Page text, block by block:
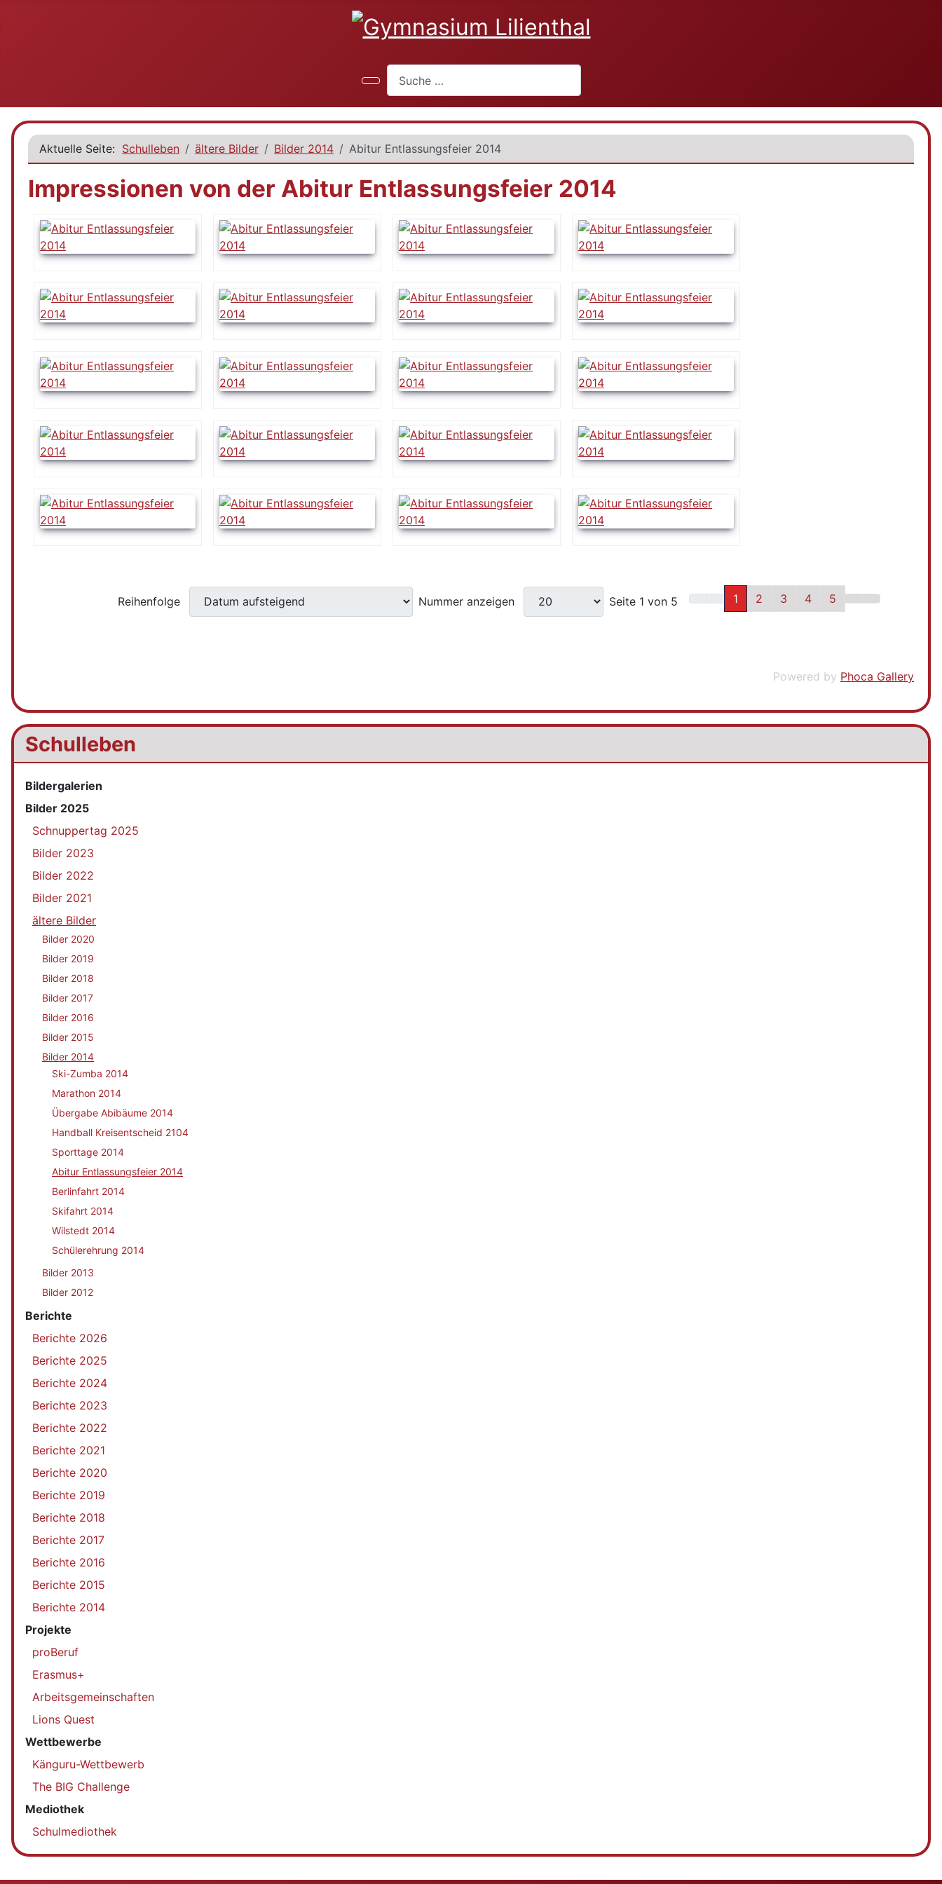
Schulleben
Bildergalerien
Bilder 2025
Schnuppertag 2025
Bilder 2023
Bilder 2022
Bilder 2021
ältere Bilder
Bilder 2020
Bilder 2019
Bilder 2018
Bilder 2017
Bilder 2016
Bilder 2015
Bilder 2014
Ski-Zumba 2014
Marathon 2014
Übergabe Abibäume 2014
Handball Kreisentscheid 2104
Sporttage 2014
Abitur Entlassungsfeier 2014
Berlinfahrt 2014
Skifahrt 2014
Wilstedt 2014
Schülerehrung 2014
Bilder 2013
Bilder 2012
Berichte
Berichte 2026
Berichte 2025
Berichte 2024
Berichte 2023
Berichte 2022
Berichte 2021
Berichte 2020
Berichte 2019
Berichte 2018
Berichte 2017
Berichte 2016
Berichte 2015
Berichte 2014
Projekte
proBeruf
Erasmus+
Arbeitsgemeinschaften
Lions Quest
Wettbewerbe
Känguru-Wettbewerb
The BIG Challenge
Mediothek
Schulmediothek
Aktuelle Seite: Schulleben ältere Bilder Bilder 2014 Abitur Entlassungsfeier 2014
Impressionen von der Abitur Entlassungsfeier 2014
Reihenfolge Nummer anzeigen Seite 1 von 5 1 2 3 4 5
Powered by Phoca Gallery